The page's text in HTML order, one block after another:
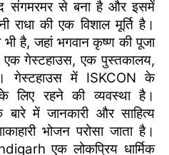
संगमरमर से बना है और इसमें
की एक विशाल मूर्ति है।
है, जहां भगवान कृष्ण की पूजा
एक गेस्टहाउस, एक पुस्तकालय,
गेस्टहाउस में ISKCON के
लिए रहने की व्यवस्था है।
में जानकारी और साहित्य
भोजन परोसा जाता है।
एक लोकप्रिय धार्मिक